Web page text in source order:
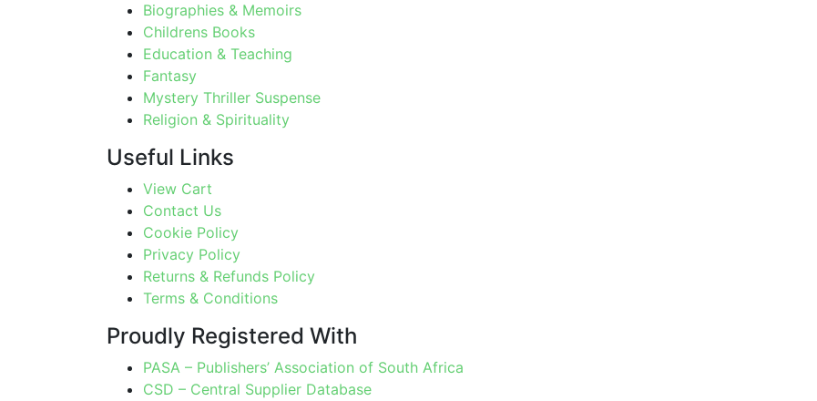
Biographies & Memoirs
Childrens Books
Education & Teaching
Fantasy
Mystery Thriller Suspense
Religion & Spirituality
Useful Links
View Cart
Contact Us
Cookie Policy
Privacy Policy
Returns & Refunds Policy
Terms & Conditions
Proudly Registered With
PASA – Publishers’ Association of South Africa
CSD – Central Supplier Database